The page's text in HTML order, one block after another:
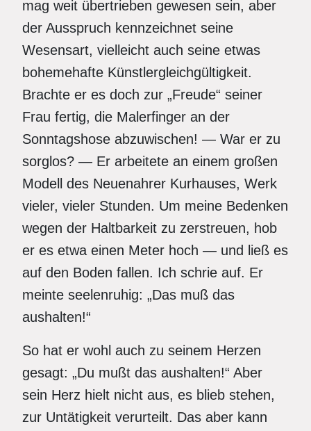
mag weit übertrieben gewesen sein, aber
der Ausspruch kennzeichnet seine
Wesensart, vielleicht auch seine etwas
bohemehafte Künstlergleichgültigkeit.
Brachte er es doch zur „Freude“ seiner
Frau fertig, die Malerfinger an der
Sonntagshose abzuwischen! — War er zu
sorglos? — Er arbeitete an einem großen
Modell des Neuenahrer Kurhauses, Werk
vieler, vieler Stunden. Um meine Bedenken
wegen der Haltbarkeit zu zerstreuen, hob
er es etwa einen Meter hoch — und ließ es
auf den Boden fallen. Ich schrie auf. Er
meinte seelenruhig: „Das muß das
aushalten!“
So hat er wohl auch zu seinem Herzen
gesagt: „Du mußt das aushalten!“ Aber
sein Herz hielt nicht aus, es blieb stehen,
zur Untätigkeit verurteilt. Das aber kann